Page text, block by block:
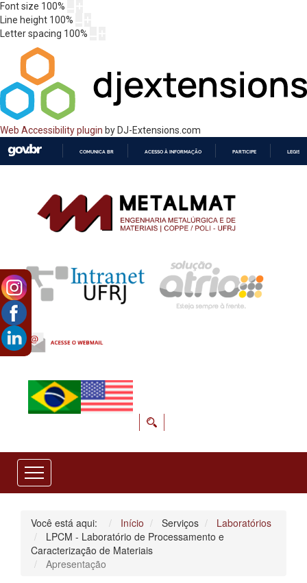
Font size 100%
Line height 100%
Letter spacing 100%
Web Accessibility plugin by DJ-Extensions.com
CONTEÚDO
COMUNICA BR ACESSO À INFORMAÇÃO PARTICIPE
Você está aqui: Início Serviços
Laboratórios
LPCM - Laboratório de Processamento e
Caracterização de Materiais
Apresentação